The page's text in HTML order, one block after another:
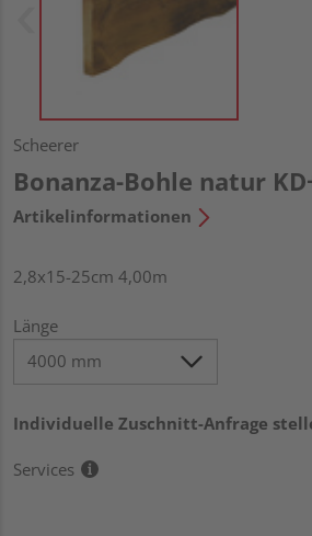
Scheerer
Bonanza-Bohle natur
Artikelinformationen
2,8x15-25cm 4,00m
Länge
Individuelle Zuschnitt-Anfrage
Services